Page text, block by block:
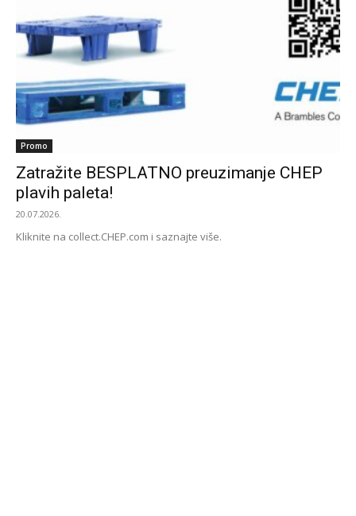
Promo
Zatražite BESPLATNO preuzimanje CHEP
plavih paleta!
20.07.2026.
Kliknite na collect.CHEP.com i saznajte više.